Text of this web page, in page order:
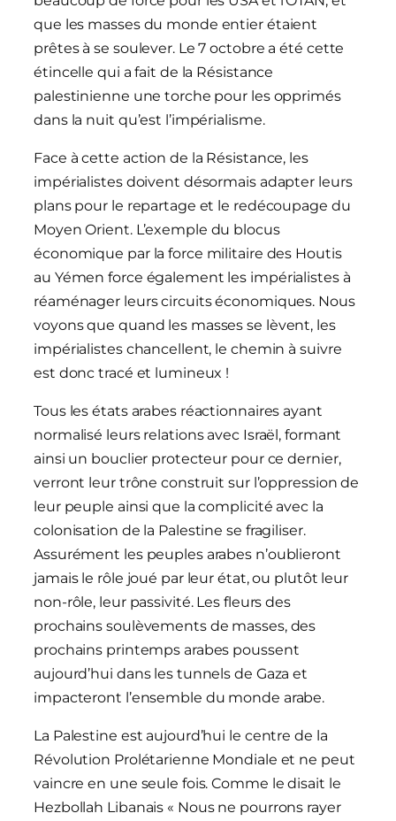
que les masses du monde entier étaient
prêtes à se soulever. Le 7 octobre a été cette
étincelle qui a fait de la Résistance
palestinienne une torche pour les opprimés
dans la nuit qu’est l’impérialisme.
Face à cette action de la Résistance, les
impérialistes doivent désormais adapter leurs
plans pour le repartage et le redécoupage du
Moyen Orient. L’exemple du blocus
économique par la force militaire des Houtis
au Yémen force également les impérialistes à
réaménager leurs circuits économiques. Nous
voyons que quand les masses se lèvent, les
impérialistes chancellent, le chemin à suivre
est donc tracé et lumineux !
Tous les états arabes réactionnaires ayant
normalisé leurs relations avec Israël, formant
ainsi un bouclier protecteur pour ce dernier,
verront leur trône construit sur l’oppression de
leur peuple ainsi que la complicité avec la
colonisation de la Palestine se fragiliser.
Assurément les peuples arabes n’oublieront
jamais le rôle joué par leur état, ou plutôt leur
non-rôle, leur passivité. Les fleurs des
prochains soulèvements de masses, des
prochains printemps arabes poussent
aujourd’hui dans les tunnels de Gaza et
impacteront l’ensemble du monde arabe.
La Palestine est aujourd’hui le centre de la
Révolution Prolétarienne Mondiale et ne peut
vaincre en une seule fois. Comme le disait le
Hezbollah Libanais « Nous ne pourrons rayer